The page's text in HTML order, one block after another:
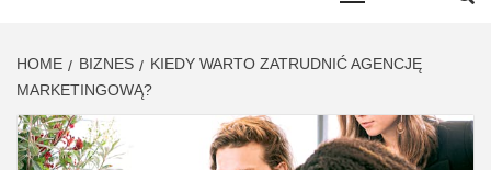
HOME BIZNES
KIEDY WARTO ZATRUDNIĆ AGENCJĘ
MARKETINGOWĄ?